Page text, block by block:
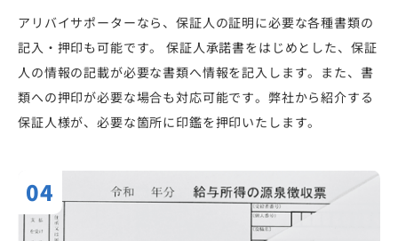
アリバイサポーターなら、保証人の証明に必要な各種書類の
記入・押印も可能です。 保証人承諾書をはじめとした、保証
人の情報の記載が必要な書類へ情報を記入します。また、書
類への押印が必要な場合も対応可能です。弊社から紹介する
保証人様が、必要な箇所に印鑑を押印いたします。
04